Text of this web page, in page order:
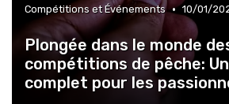
Compétitions et Événements • 10/01/
Plongée dans le monde
compétitions de pêche:
complet pour les